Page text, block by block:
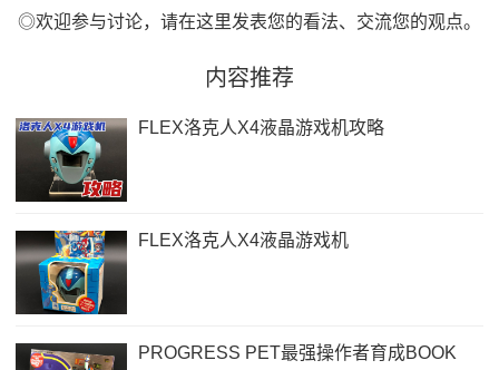
◎欢迎参与讨论，请在这里发表您的看法、交流您的观点。
内容推荐
FLEX洛克人X4液晶游戏机攻略
FLEX洛克人X4液晶游戏机
PROGRESS PET最强操作者育成BOOK